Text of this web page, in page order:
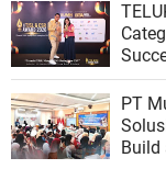
PT
Build